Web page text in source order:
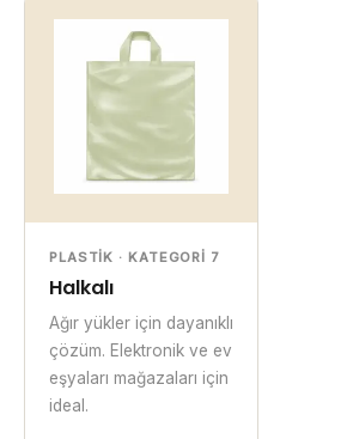
PLASTIK · KATEGORI 7
Halkalı
Ağır yükler için dayanıklı
çözüm. Elektronik ve ev
eşyaları mağazaları için
ideal.